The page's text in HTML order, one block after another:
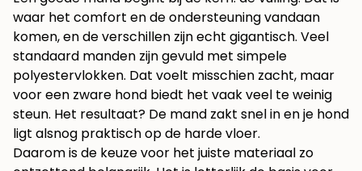
waar het comfort en de ondersteuning vandaan
komen, en de verschillen zijn echt gigantisch. Veel
standaard manden zijn gevuld met simpele
polyestervlokken. Dat voelt misschien zacht, maar
voor een zware hond biedt het vaak veel te weinig
steun. Het resultaat? De mand zakt snel in en je hond
ligt alsnog praktisch op de harde vloer.
Daarom is de keuze voor het juiste materiaal zo